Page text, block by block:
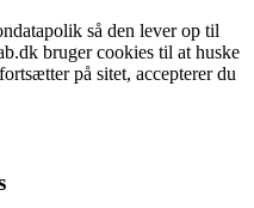
så den lever op til
bruger cookies til at huske
på sitet, accepterer du